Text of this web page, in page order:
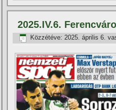
2025.IV.6.
Közzétéve: 2025. április 6.